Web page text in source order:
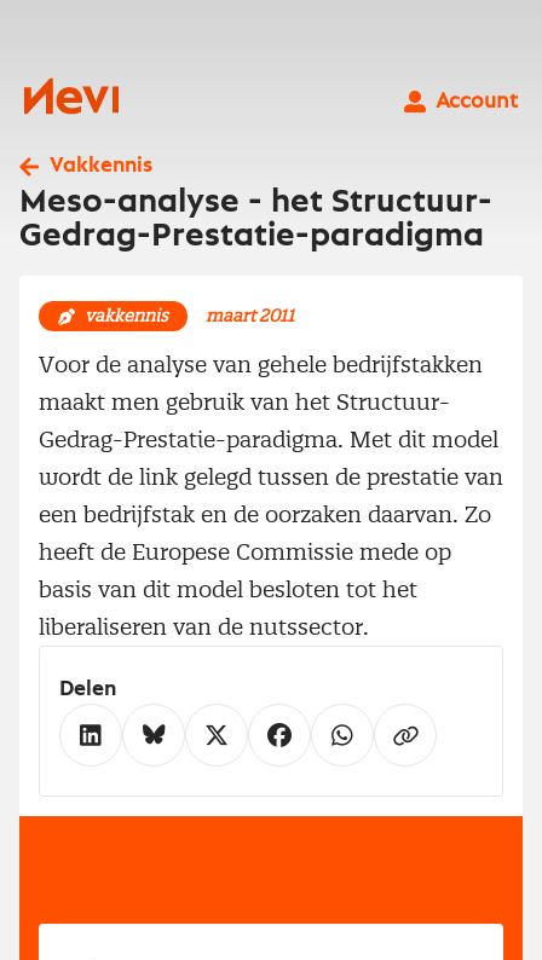
Nevi
Account
Vakkennis
Meso-analyse - het Structuur-
Gedrag-Prestatie-paradigma
vakkennis maart 2011
Voor de analyse van gehele bedrijfstakken
maakt men gebruik van het Structuur-
Gedrag-Prestatie-paradigma. Met dit model
wordt de link gelegd tussen de prestatie van
een bedrijfstak en de oorzaken daarvan. Zo
heeft de Europese Commissie mede op
basis van dit model besloten tot het
liberaliseren van de nutssector.
Delen